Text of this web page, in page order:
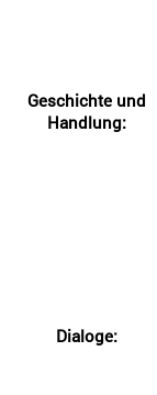
Geschichte und
Handlung:
Dialoge: